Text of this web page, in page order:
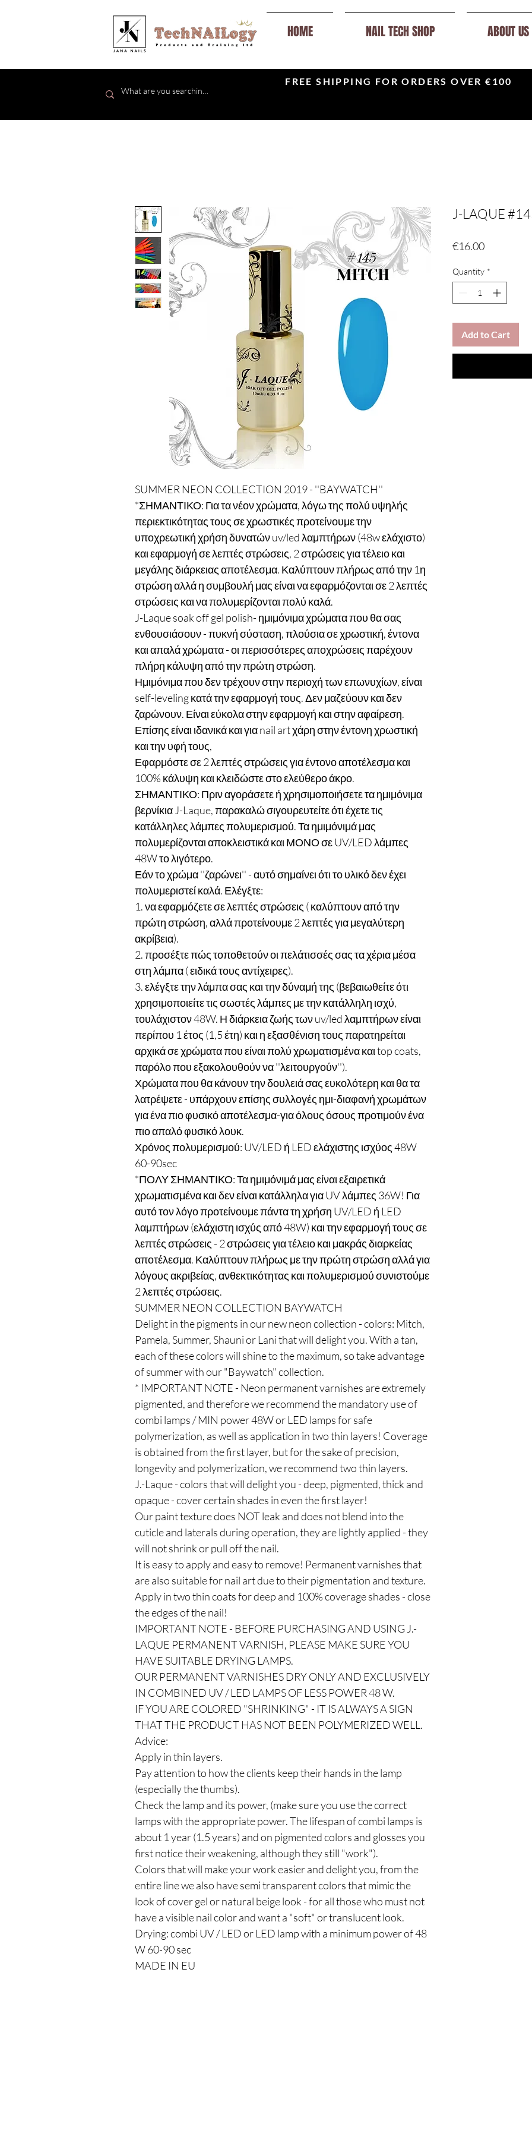
HOME NAIL TECH SHOP ABOUT US
FREE SHIPPING FOR ORDERS OVER €100
SUMMER NEON COLLECTION 2019 - ''BAYWATCH''
*ΣΗΜΑΝΤΙΚΟ: Για τα νέον χρώματα, λόγω της πολύ υψηλής
περιεκτικότητας τους σε χρωστικές προτείνουμε την
υποχρεωτική χρήση δυνατών uv/led λαμπτήρων (48w ελάχιστο)
και εφαρμογή σε λεπτές στρώσεις, 2 στρώσεις για τέλειο και
μεγάλης διάρκειας αποτέλεσμα. Καλύπτουν πλήρως από την 1η
στρώση αλλά η συμβουλή μας είναι να εφαρμόζονται σε 2 λεπτές
στρώσεις και να πολυμερίζονται πολύ καλά.
J-Laque soak off gel polish- ημιμόνιμα χρώματα που θα σας
ενθουσιάσουν - πυκνή σύσταση, πλούσια σε χρωστική, έντονα
και απαλά χρώματα - οι περισσότερες αποχρώσεις παρέχουν
πλήρη κάλυψη από την πρώτη στρώση.
Ημιμόνιμα που δεν τρέχουν στην περιοχή των επωνυχίων, είναι
self-leveling κατά την εφαρμογή τους. Δεν μαζεύουν και δεν
ζαρώνουν. Είναι εύκολα στην εφαρμογή και στην αφαίρεση.
Επίσης είναι ιδανικά και για nail art χάρη στην έντονη χρωστική
και την υφή τους,
Εφαρμόστε σε 2 λεπτές στρώσεις για έντονο αποτέλεσμα και
100% κάλυψη και κλειδώστε στο ελεύθερο άκρο.
ΣΗΜΑΝΤΙΚΟ: Πριν αγοράσετε ή χρησιμοποιήσετε τα ημιμόνιμα
βερνίκια J-Laque, παρακαλώ σιγουρευτείτε ότι έχετε τις
κατάλληλες λάμπες πολυμερισμού. Τα ημιμόνιμά μας
πολυμερίζονται αποκλειστικά και ΜΟΝΟ σε UV/LED λάμπες
48W το λιγότερο.
Εάν το χρώμα ''ζαρώνει'' - αυτό σημαίνει ότι το υλικό δεν έχει
πολυμεριστεί καλά. Ελέγξτε:
1. να εφαρμόζετε σε λεπτές στρώσεις ( καλύπτουν από την
πρώτη στρώση, αλλά προτείνουμε 2 λεπτές για μεγαλύτερη
ακρίβεια).
2. προσέξτε πώς τοποθετούν οι πελάτισσές σας τα χέρια μέσα
στη λάμπα ( ειδικά τους αντίχειρες).
3. ελέγξτε την λάμπα σας και την δύναμή της (βεβαιωθείτε ότι
χρησιμοποιείτε τις σωστές λάμπες με την κατάλληλη ισχύ,
τουλάχιστον 48W. Η διάρκεια ζωής των uv/led λαμπτήρων είναι
περίπου 1 έτος (1,5 έτη) και η εξασθένιση τους παρατηρείται
αρχικά σε χρώματα που είναι πολύ χρωματισμένα και top coats,
παρόλο που εξακολουθούν να ''λειτουργούν'').
Χρώματα που θα κάνουν την δουλειά σας ευκολότερη και θα τα
λατρέψετε - υπάρχουν επίσης συλλογές ημι-διαφανή χρωμάτων
για ένα πιο φυσικό αποτέλεσμα-για όλους όσους προτιμούν ένα
πιο απαλό φυσικό λουκ.
Χρόνος πολυμερισμού: UV/LED ή LED ελάχιστης ισχύος 48W
60-90sec
*ΠΟΛΥ ΣΗΜΑΝΤΙΚΟ: Τα ημιμόνιμά μας είναι εξαιρετικά
χρωματισμένα και δεν είναι κατάλληλα για UV λάμπες 36W! Για
αυτό τον λόγο προτείνουμε πάντα τη χρήση UV/LED ή LED
λαμπτήρων (ελάχιστη ισχύς από 48W) και την εφαρμογή τους σε
λεπτές στρώσεις - 2 στρώσεις για τέλειο και μακράς διαρκείας
αποτέλεσμα. Καλύπτουν πλήρως με την πρώτη στρώση αλλά για
λόγους ακριβείας, ανθεκτικότητας και πολυμερισμού συνιστούμε
2 λεπτές στρώσεις.
SUMMER NEON COLLECTION BAYWATCH
Delight in the pigments in our new neon collection - colors: Mitch,
Pamela, Summer, Shauni or Lani that will delight you. With a tan,
each of these colors will shine to the maximum, so take advantage
of summer with our "Baywatch" collection.
* IMPORTANT NOTE - Neon permanent varnishes are extremely
pigmented, and therefore we recommend the mandatory use of
combi lamps / MIN power 48W or LED lamps for safe
polymerization, as well as application in two thin layers! Coverage
is obtained from the first layer, but for the sake of precision,
longevity and polymerization, we recommend two thin layers.
J.-Laque - colors that will delight you - deep, pigmented, thick and
opaque - cover certain shades in even the first layer!
Our paint texture does NOT leak and does not blend into the
cuticle and laterals during operation, they are lightly applied - they
will not shrink or pull off the nail.
It is easy to apply and easy to remove! Permanent varnishes that
are also suitable for nail art due to their pigmentation and texture.
Apply in two thin coats for deep and 100% coverage shades - close
the edges of the nail!
IMPORTANT NOTE - BEFORE PURCHASING AND USING J.-
LAQUE PERMANENT VARNISH, PLEASE MAKE SURE YOU
HAVE SUITABLE DRYING LAMPS.
OUR PERMANENT VARNISHES DRY ONLY AND EXCLUSIVELY
IN COMBINED UV / LED LAMPS OF LESS POWER 48 W.
IF YOU ARE COLORED "SHRINKING" - IT IS ALWAYS A SIGN
THAT THE PRODUCT HAS NOT BEEN POLYMERIZED WELL.
Advice:
Apply in thin layers.
Pay attention to how the clients keep their hands in the lamp
(especially the thumbs).
Check the lamp and its power, (make sure you use the correct
lamps with the appropriate power. The lifespan of combi lamps is
about 1 year (1.5 years) and on pigmented colors and glosses you
first notice their weakening, although they still "work").
Colors that will make your work easier and delight you, from the
entire line we also have semi transparent colors that mimic the
look of cover gel or natural beige look - for all those who must not
have a visible nail color and want a "soft" or translucent look.
Drying: combi UV / LED or LED lamp with a minimum power of 48
W 60-90 sec
MADE IN EU
J-LAQUE
€16.00Price
Quantity *
Add to Cart